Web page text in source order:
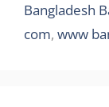
Bangladesh
com, www